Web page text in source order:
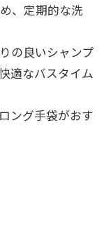
、定期的な洗
の良いシャンプ
適なバスタイム
ング手袋がおす